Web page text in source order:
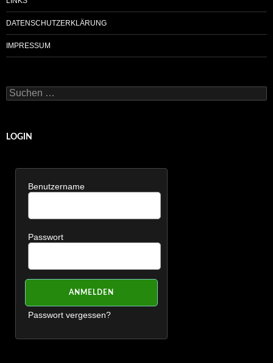
DATENSCHUTZERKLÄRUNG
IMPRESSUM
Suchen
nach:
LOGIN
Benutzername
Passwort
Passwort vergessen?